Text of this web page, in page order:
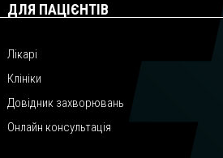
ДЛЯ ПАЦІЄНТІВ
Лікарі
Клініки
Довідник захворювань
Онлайн консультація